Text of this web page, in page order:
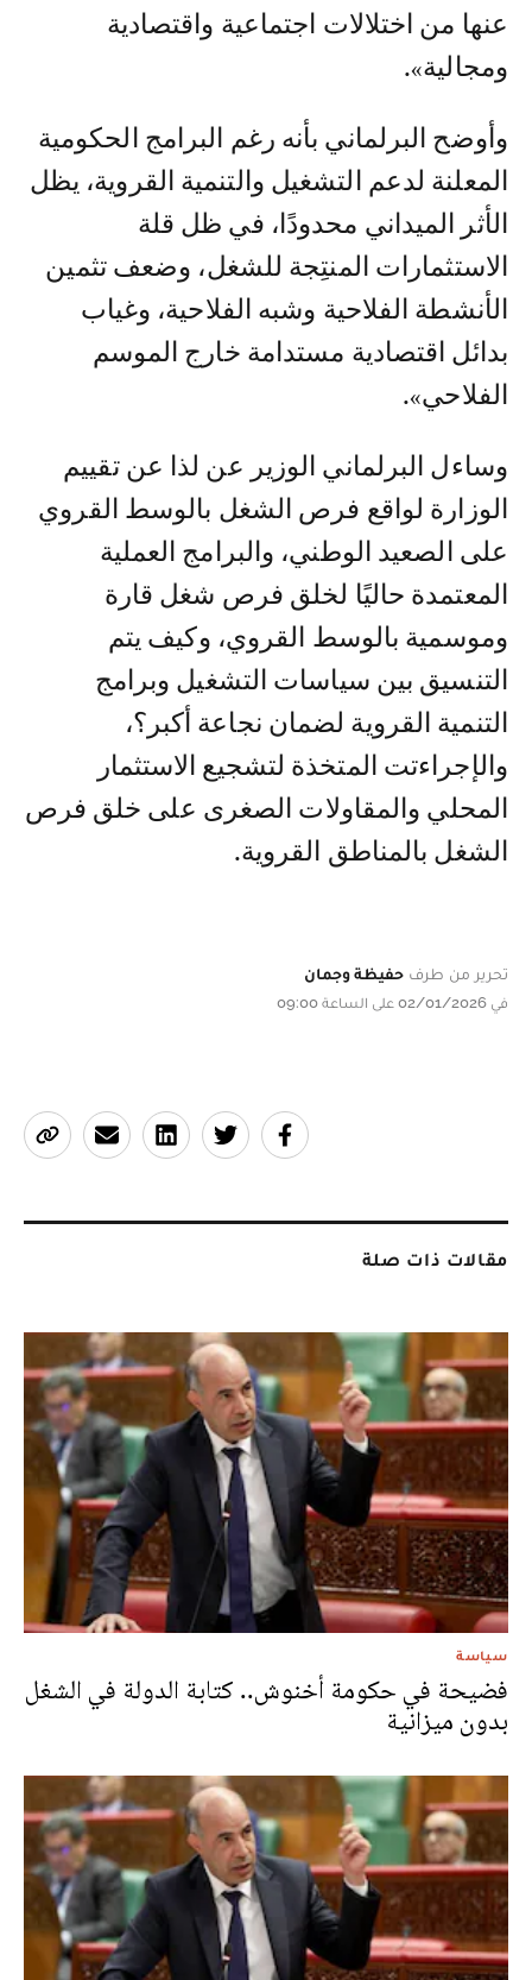
عنها من اختلالات اجتماعية واقتصادية
ومجالية».
وأوضح البرلماني بأنه رغم البرامج الحكومية
المعلنة لدعم التشغيل والتنمية القروية، يظل
الأثر الميداني محدودًا، في ظل قلة
الاستثمارات المنتِجة للشغل، وضعف تثمين
الأنشطة الفلاحية وشبه الفلاحية، وغياب
بدائل اقتصادية مستدامة خارج الموسم
الفلاحي».
وساءل البرلماني الوزير عن لذا عن تقييم
الوزارة لواقع فرص الشغل بالوسط القروي
على الصعيد الوطني، والبرامج العملية
المعتمدة حاليًا لخلق فرص شغل قارة
وموسمية بالوسط القروي، وكيف يتم
التنسيق بين سياسات التشغيل وبرامج
التنمية القروية لضمان نجاعة أكبر؟،
والإجراءتت المتخذة لتشجيع الاستثمار
المحلي والمقاولات الصغرى على خلق فرص
الشغل بالمناطق القروية.
تحرير من طرف حفيظة وجمان
في 02/01/2026 على الساعة 09:00
مقالات ذات صلة
سياسة
فضيحة في حكومة أخنوش.. كتابة الدولة في الشغل
بدون ميزانية